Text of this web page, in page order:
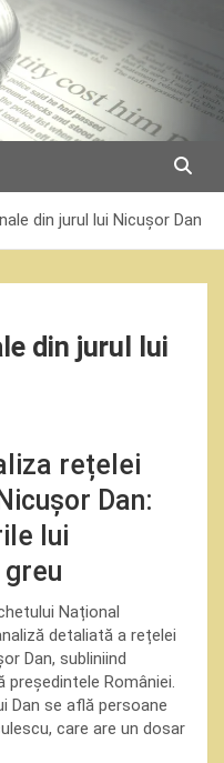
din jurul lui Nicușor Dan
din jurul lui
rețelei
Dan:
lui
Național
detaliată a rețelei
Dan, subliniind
României.
Dan se află persoane
care are un dosar